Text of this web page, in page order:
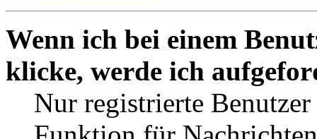
Wenn ich bei einem
klicke, werde ich
Nur registrierte